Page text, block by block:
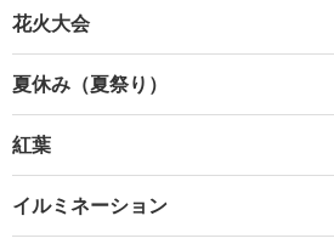
花火大会
夏休み（夏祭り）
紅葉
イルミネーション